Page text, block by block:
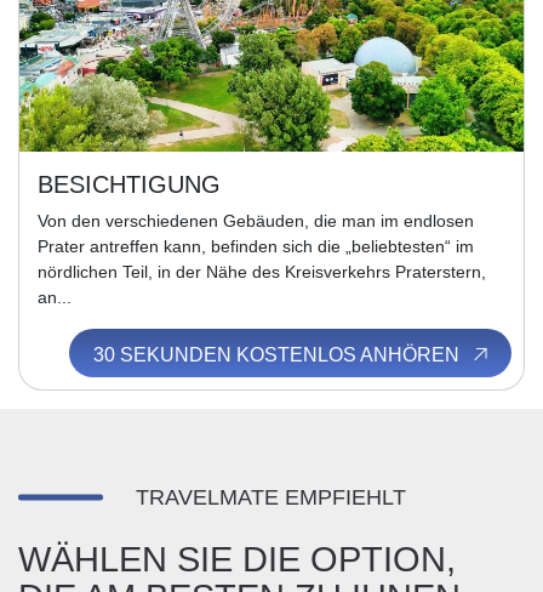
BESICHTIGUNG
Von den verschiedenen Gebäuden, die man im endlosen
Prater antreffen kann, befinden sich die „beliebtesten“ im
nördlichen Teil, in der Nähe des Kreisverkehrs Praterstern,
an...
30 SEKUNDEN KOSTENLOS ANHÖREN
TRAVELMATE EMPFIEHLT
WÄHLEN SIE DIE OPTION,